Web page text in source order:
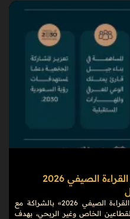
«هيئة المكتبات» تطلق تحدي القراءة الصيفي 2026
أطلقت هيئة المكتبات مبادرة «تحدي القراءة الصيفي 2026» بالشراكة مع
الخاص وغير الربحي، بهدف